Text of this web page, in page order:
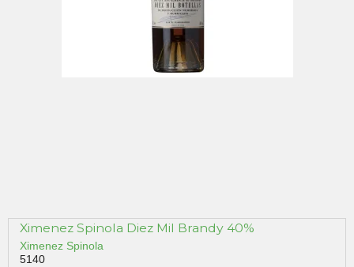
Ximenez Spinola Diez Mil Brandy 40%
Ximenez Spinola
5140